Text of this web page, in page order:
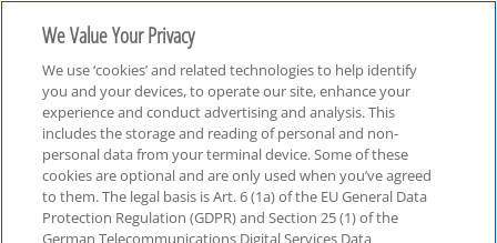
Podcast
We Value Your Privacy
We use ‘cookies’ and related technologies to help identify
you and your devices, to operate our site, enhance your
experience and conduct advertising and analysis. This
includes the storage and reading of personal and non-
personal data from your terminal device. Some of these
cookies are optional and are only used when you’ve agreed
to them. The legal basis is Art. 6 (1a) of the EU General Data
Protection Regulation (GDPR) and Section 25 (1) of the
German Telecommunications Digital Services Data